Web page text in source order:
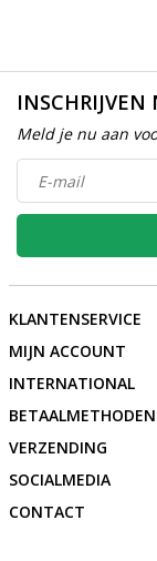
INSCHRIJVEN
Meld je nu aan
KLANTENSERVICE
MIJN ACCOUNT
INTERNATIONAL
BETAALMETHODEN
VERZENDING
SOCIALMEDIA
CONTACT